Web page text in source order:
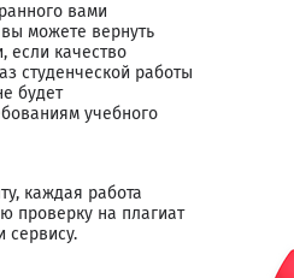
вами
можете вернуть
если качество
студенческой работы
будет
учебного
каждая работа
проверку на плагиат
сервису.